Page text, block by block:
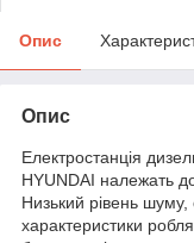
Опис
Опис
Електростанція
HYUNDAI належать
Низький рівень шуму,
характеристики